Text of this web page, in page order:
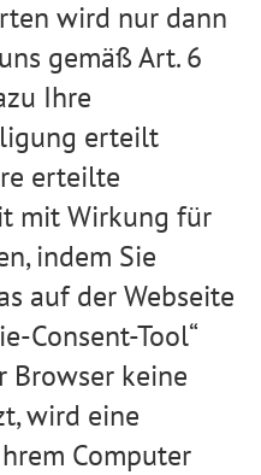
wird nur dann
gemäß Art. 6
Ihre
erteilt
erteilte
mit Wirkung für
indem Sie
auf der Webseite
Consent-Tool“
Browser keine
wird eine
Computer